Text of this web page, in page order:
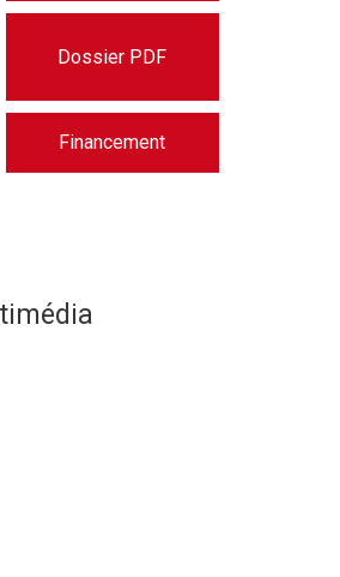
Dossier PDF
Financement